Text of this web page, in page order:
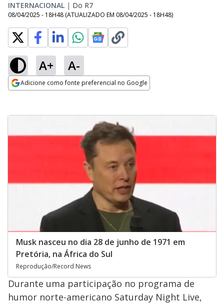
INTERNACIONAL | Do R7
08/04/2025 - 18H48 (ATUALIZADO EM 08/04/2025 - 18H48)
A+ A-
Adicione como fonte preferencial no Google
Musk nasceu no dia 28 de junho de 1971 em
Pretória, na África do Sul
Reprodução/Record News
Durante uma participação no programa de
humor norte-americano Saturday Night Live,